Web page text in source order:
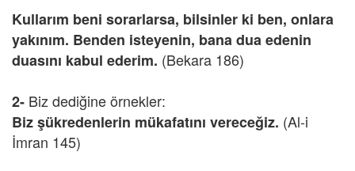
Kullarım beni sorarlarsa, bilsinler ki ben, onlara
yakınım. Benden isteyenin, bana dua edenin
duasını kabul ederim. (Bekara 186)
2- Biz dediğine örnekler:
Biz şükredenlerin mükafatını vereceğiz. (Al-i
İmran 145)